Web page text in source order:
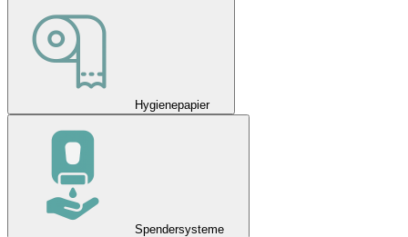
Hygienepapier
Spendersysteme